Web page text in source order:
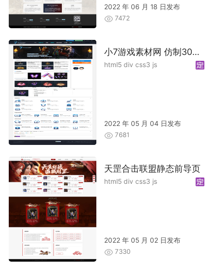
2022 年 06 月 18 日发布
7472
小7游戏素材网 仿制30GM 加优化
html5 div css3 js
2022 年 05 月 04 日发布
7681
天罡合击联盟静态前导页
html5 div css3 js
2022 年 05 月 02 日发布
7330